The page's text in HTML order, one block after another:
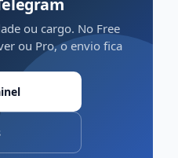
ou cargo. No Free
ou Pro, o envio fica